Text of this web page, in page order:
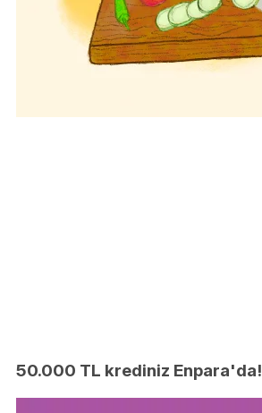
50.000 TL krediniz Enpara'da!